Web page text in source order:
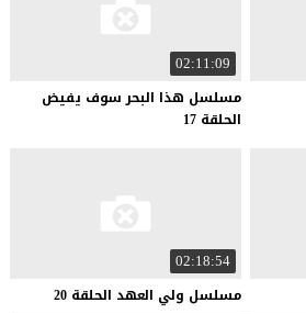
02:11:09
مسلسل هذا البحر سوف يفيض
الحلقة 17
02:18:54
مسلسل ولي العهد الحلقة 20